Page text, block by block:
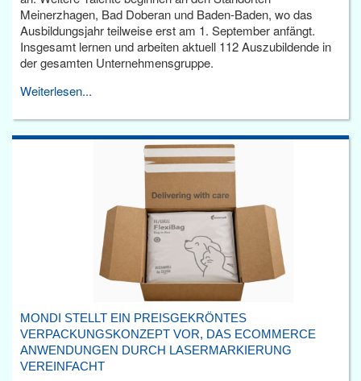
Meinerzhagen, Bad Doberan und Baden-Baden, wo das
Ausbildungsjahr teilweise erst am 1. September anfängt.
Insgesamt lernen und arbeiten aktuell 112 Auszubildende in
der gesamten Unternehmensgruppe.
Weiterlesen...
MONDI STELLT EIN PREISGEKRÖNTES
VERPACKUNGSKONZEPT VOR, DAS ECOMMERCE
ANWENDUNGEN DURCH LASERMARKIERUNG
VEREINFACHT